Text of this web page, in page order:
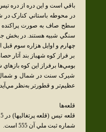
باقي است و اين دره از دره
در محوطه باستاني کنارک در
سطح صاف به صورت پراکنده
سنگي شبيه هستند. در بخش
چهارم و اوايل هزاره سوم قبل
بر فراز کوه شهباز بند آثار
بومي‌ها برفراز اين کوه
شيرک سنت در شمال و شمال
عظيم‌تر و قطورتر به‌نظر
قلعه‌ها
شماره ثبت ملي آن 555 است.